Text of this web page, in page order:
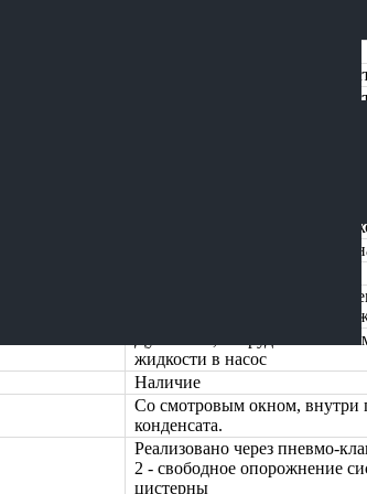
Круглое (сварная
Сталь низколегированная
При помощи металлических
При помощи металлических
Клапан ограничения
Площадка из просеченного
DL-150 (900 м3/ч)
предохранительный на
с глушением двигателя при
попадания закачиваемой
от КОМ шасси, шкиво-
Предусмотрена оцинковка
влаги. Сливной желоб,
Ду 500 мм, оборудована
жидкости в насос
Наличие
Со смотровым окном, внутри
конденсата.
Реализовано через пневмо-
2 - свободное опорожнение
цистерны